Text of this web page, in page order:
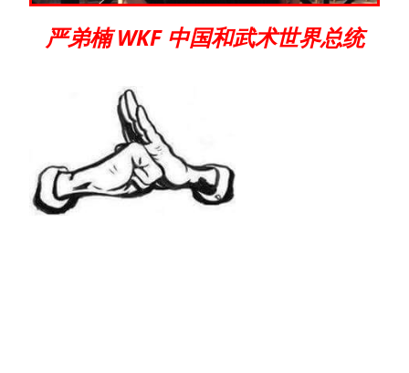
严弟楠 WKF 中国和武术世界总统